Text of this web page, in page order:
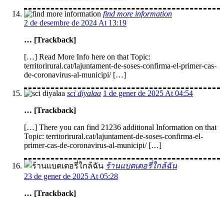
find more information
2 de desembre de 2024 At 13:19
… [Trackback]
[…] Read More Info here on that Topic:
territorirural.cat/lajuntament-de-soses-confirma-el-primer-cas-
de-coronavirus-al-municipi/ […]
sci diyalaa 1 de gener de 2025 At 04:54
… [Trackback]
[…] There you can find 21236 additional Information on that
Topic: territorirural.cat/lajuntament-de-soses-confirma-el-
primer-cas-de-coronavirus-al-municipi/ […]
ร้านแบตเตอรี่ใกล้ฉัน
23 de gener de 2025 At 05:28
… [Trackback]